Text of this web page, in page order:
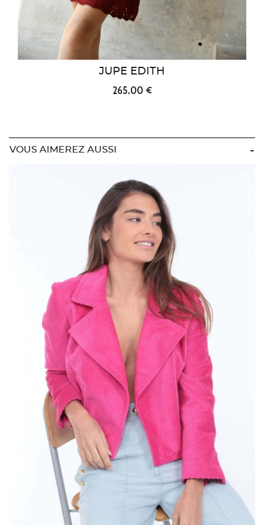
JUPE EDITH
265,00 €
VOUS AIMEREZ AUSSI